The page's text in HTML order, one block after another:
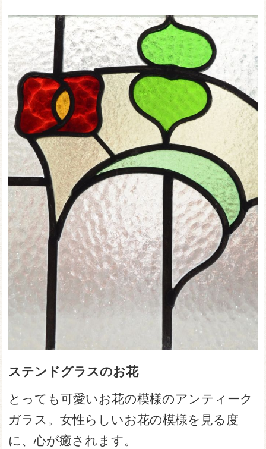
ステンドグラスのお花
とっても可愛いお花の模様のアンティーク
ガラス。女性らしいお花の模様を見る度
に、心が癒されます。